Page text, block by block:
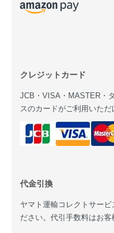
クレジットカード
JCB・VISA・MASTER・
スのカードがご利用いただ
代金引換
ヤマト運輸コレクトサービ
ださい。代引手数料はお客